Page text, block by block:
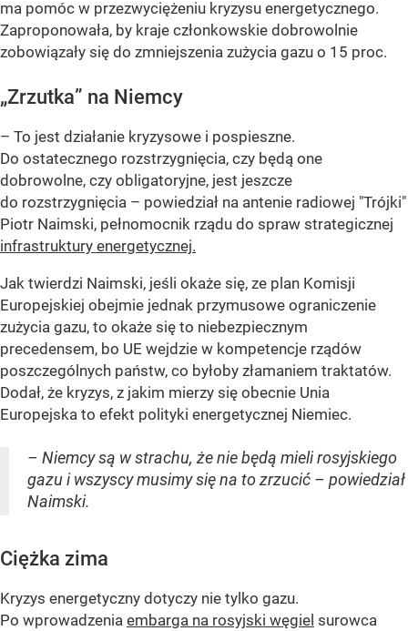
ma pomóc w przezwyciężeniu kryzysu energetycznego.
Zaproponowała, by kraje członkowskie dobrowolnie
zobowiązały się do zmniejszenia zużycia gazu o 15 proc.
„Zrzutka” na Niemcy
– To jest działanie kryzysowe i pospieszne.
Do ostatecznego rozstrzygnięcia, czy będą one
dobrowolne, czy obligatoryjne, jest jeszcze
do rozstrzygnięcia – powiedział na antenie radiowej "Trójki"
Piotr Naimski, pełnomocnik rządu do spraw strategicznej
infrastruktury energetycznej.
Jak twierdzi Naimski, jeśli okaże się, ze plan Komisji
Europejskiej obejmie jednak przymusowe ograniczenie
zużycia gazu, to okaże się to niebezpiecznym
precedensem, bo UE wejdzie w kompetencje rządów
poszczególnych państw, co byłoby złamaniem traktatów.
Dodał, że kryzys, z jakim mierzy się obecnie Unia
Europejska to efekt polityki energetycznej Niemiec.
– Niemcy są w strachu, że nie będą mieli rosyjskiego
gazu i wszyscy musimy się na to zrzucić – powiedział
Naimski.
Ciężka zima
Kryzys energetyczny dotyczy nie tylko gazu.
Po wprowadzenia embarga na rosyjski węgiel surowca